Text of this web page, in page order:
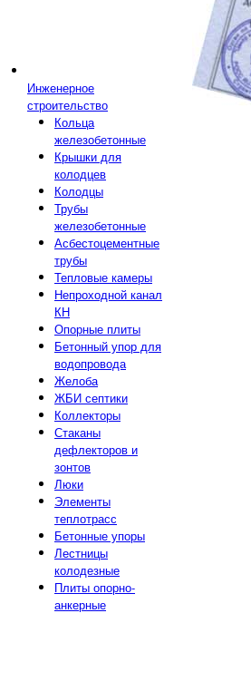
Инженерное
строительство
Кольца
железобетонные
Крышки для
колодцев
Колодцы
Трубы
железобетонные
Асбестоцементные
трубы
Тепловые камеры
Непроходной канал
КН
Опорные плиты
Бетонный упор для
водопровода
Желоба
ЖБИ септики
Коллекторы
Стаканы
дефлекторов и
зонтов
Люки
Элементы
теплотрасс
Бетонные упоры
Лестницы
колодезные
Плиты опорно-
анкерные